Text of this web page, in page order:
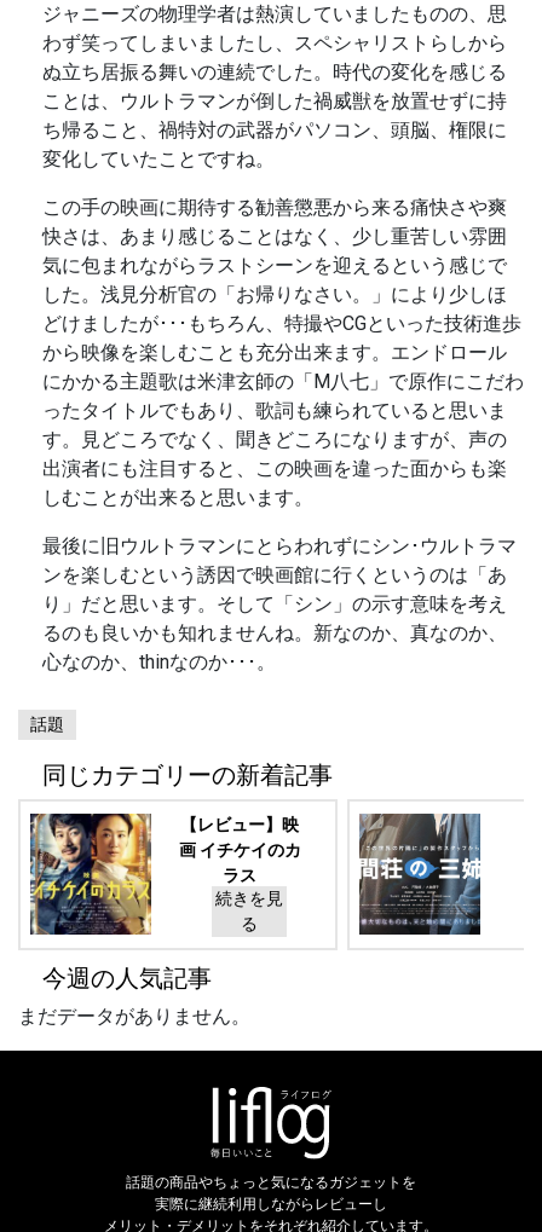
ジャニーズの物理学者は熱演していましたものの、思
わず笑ってしまいましたし、スペシャリストらしから
ぬ立ち居振る舞いの連続でした。時代の変化を感じる
ことは、ウルトラマンが倒した禍威獣を放置せずに持
ち帰ること、禍特対の武器がパソコン、頭脳、権限に
変化していたことですね。
この手の映画に期待する勧善懲悪から来る痛快さや爽
快さは、あまり感じることはなく、少し重苦しい雰囲
気に包まれながらラストシーンを迎えるという感じで
した。浅見分析官の「お帰りなさい。」により少しほ
どけましたが･･･もちろん、特撮やCGといった技術進歩
から映像を楽しむことも充分出来ます。エンドロール
にかかる主題歌は米津玄師の「M八七」で原作にこだわ
ったタイトルでもあり、歌詞も練られていると思いま
す。見どころでなく、聞きどころになりますが、声の
出演者にも注目すると、この映画を違った面からも楽
しむことが出来ると思います。
最後に旧ウルトラマンにとらわれずにシン･ウルトラマ
ンを楽しむという誘因で映画館に行くというのは「あ
り」だと思います。そして「シン」の示す意味を考え
るのも良いかも知れませんね。新なのか、真なのか、
心なのか、thinなのか･･･。
話題
同じカテゴリーの新着記事
【レビュー】映
画 イチケイのカ
ラス
続きを見
る
今週の人気記事
まだデータがありません。
話題の商品やちょっと気になるガジェットを
実際に継続利用しながらレビューし
メリット・デメリットをそれぞれ紹介しています。